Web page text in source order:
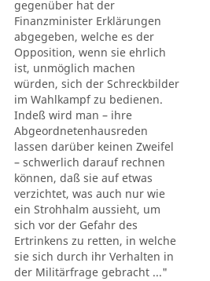
gegenüber hat der
Finanzminister Erklärungen
abgegeben, welche es der
Opposition, wenn sie ehrlich
ist, unmöglich machen
würden, sich der Schreckbilder
im Wahlkampf zu bedienen.
Indeß wird man – ihre
Abgeordnetenhausreden
lassen darüber keinen Zweifel
– schwerlich darauf rechnen
können, daß sie auf etwas
verzichtet, was auch nur wie
ein Strohhalm aussieht, um
sich vor der Gefahr des
Ertrinkens zu retten, in welche
sie sich durch ihr Verhalten in
der Militärfrage gebracht ..."